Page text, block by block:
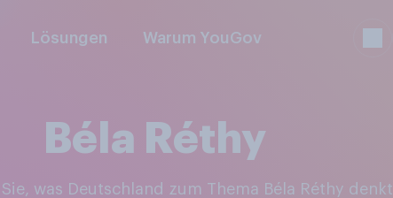
Lösungen Warum YouGov
Béla Réthy
Sie, was Deutschland zum Thema Béla Réthy denkt